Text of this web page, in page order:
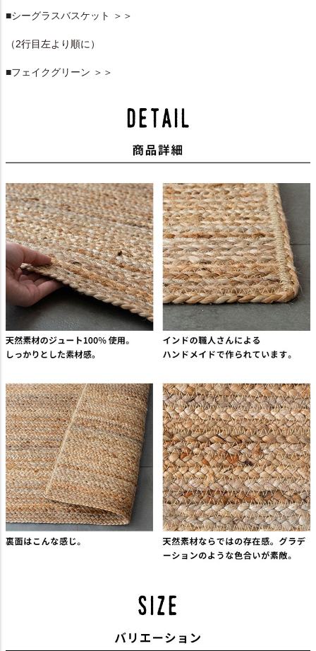
■シーグラスバスケット ＞＞
（2行目左より順に）
■フェイクグリーン ＞＞